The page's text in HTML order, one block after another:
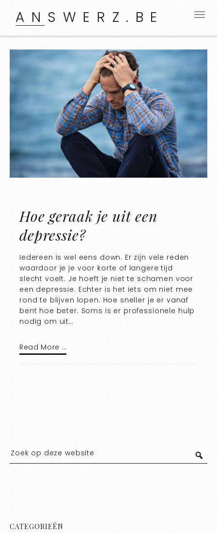
ANSWERZ.BE
Hoe geraak je uit een
depressie?
Iedereen is wel eens down. Er zijn vele reden
waardoor je je voor korte of langere tijd
slecht voelt. Je hoeft je niet te schamen voor
een depressie. Echter is het iets om niet mee
rond te blijven lopen. Hoe sneller je er vanaf
bent hoe beter. Soms is er professionele hulp
nodig om uit…
Read More …
CATEGORIEËN